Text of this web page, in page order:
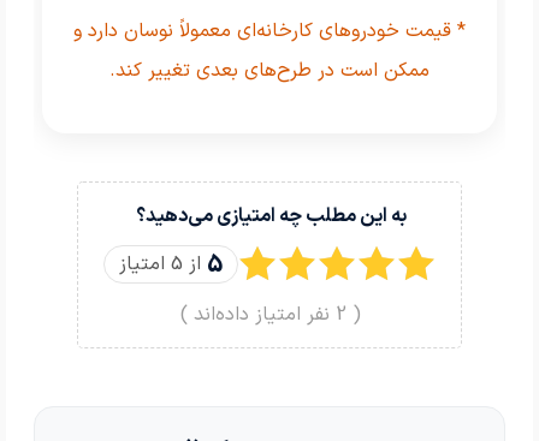
* قیمت خودروهای کارخانه‌ای معمولاً نوسان دارد و
ممکن است در طرح‌های بعدی تغییر کند.
به این مطلب چه امتیازی می‌دهید؟
5 از 5 امتیاز
(
2 نفر امتیاز داده‌اند )